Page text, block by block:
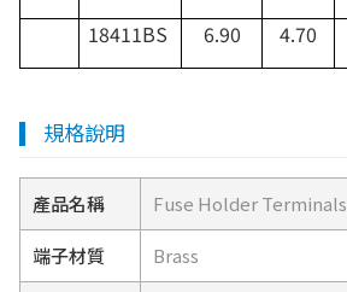
18411BS
6.90 4.70
規格說明
產品名稱 Fuse Holder Terminals
端子材質 Brass